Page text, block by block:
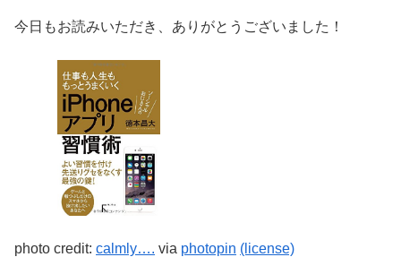
今日もお読みいただき、ありがとうございました！
photo credit: calmly…. via photopin (license)